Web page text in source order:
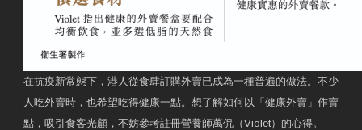
在抗疫新常態下，港人從食肆訂購外賣已成為一種普遍的做法。不少
人吃外賣時，也希望吃得健康一點。想了解如何以「健康外賣」作賣
點，吸引食客光顧，不妨參考註冊營養師萬侃（Violet）的心得。